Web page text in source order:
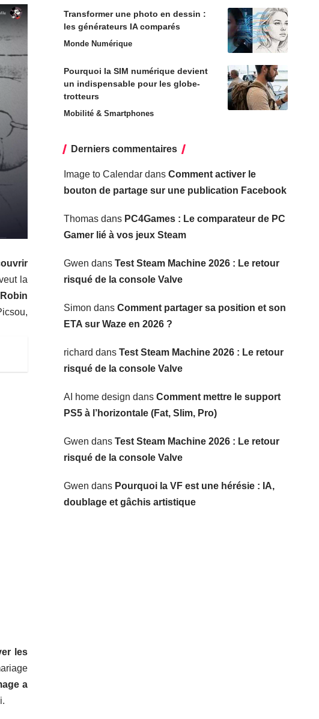
la
les
a
Transformer une photo en dessin :
les générateurs IA comparés
Monde Numérique
Pourquoi la SIM numérique devient
un indispensable pour les globe-
trotteurs
Mobilité & Smartphones
Derniers commentaires
Image to Calendardans Comment activer le
bouton de partage sur une publication Facebook
Thomasdans PC4Games : Le comparateur de PC
Gamer lié à vos jeux Steam
Gwen dans Test Steam Machine 2026 : Le retour
risqué de la console Valve
Simon dans Comment partager sa position et son
ETA sur Waze en 2026 ?
richard dans Test Steam Machine 2026 : Le retour
risqué de la console Valve
AI home design dans Comment mettre le support
PS5 à l’horizontale (Fat, Slim, Pro)
Gwen dans Test Steam Machine 2026 : Le retour
risqué de la console Valve
Gwen dans Pourquoi la VF est une hérésie : IA,
doublage et gâchis artistique